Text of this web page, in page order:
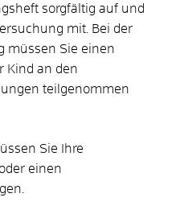
sorgfältig auf und
mit. Bei der
müssen Sie einen
Kind an den
teilgenommen
Sie Ihre
einen